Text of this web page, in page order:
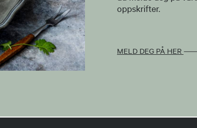
oppskrifter.
MELD DEG PÅ HER